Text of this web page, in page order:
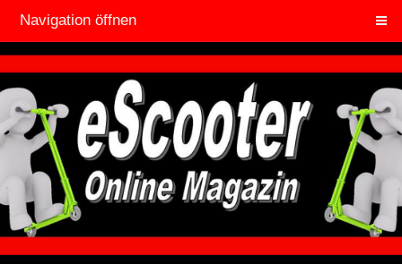
Navigation öffnen